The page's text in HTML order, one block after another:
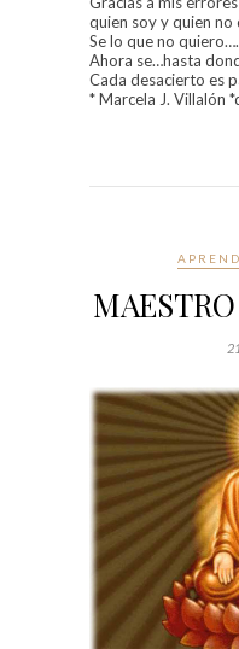
quien soy y quien no
Se lo que no
Ahora se…hasta
Cada desacierto es
* Marcela J. Villalón